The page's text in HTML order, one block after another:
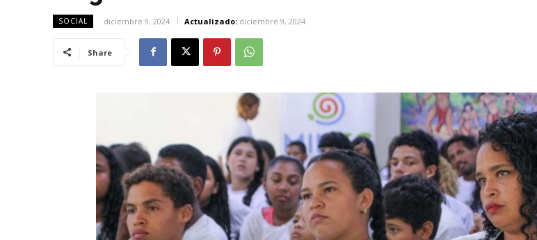
SOCIAL diciembre 9, 2024 Actualizado: diciembre 9, 2024
Share